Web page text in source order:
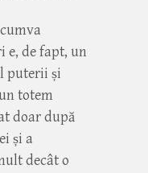
e, de fapt, un
puterii și
totem
doar după
și a
decât o